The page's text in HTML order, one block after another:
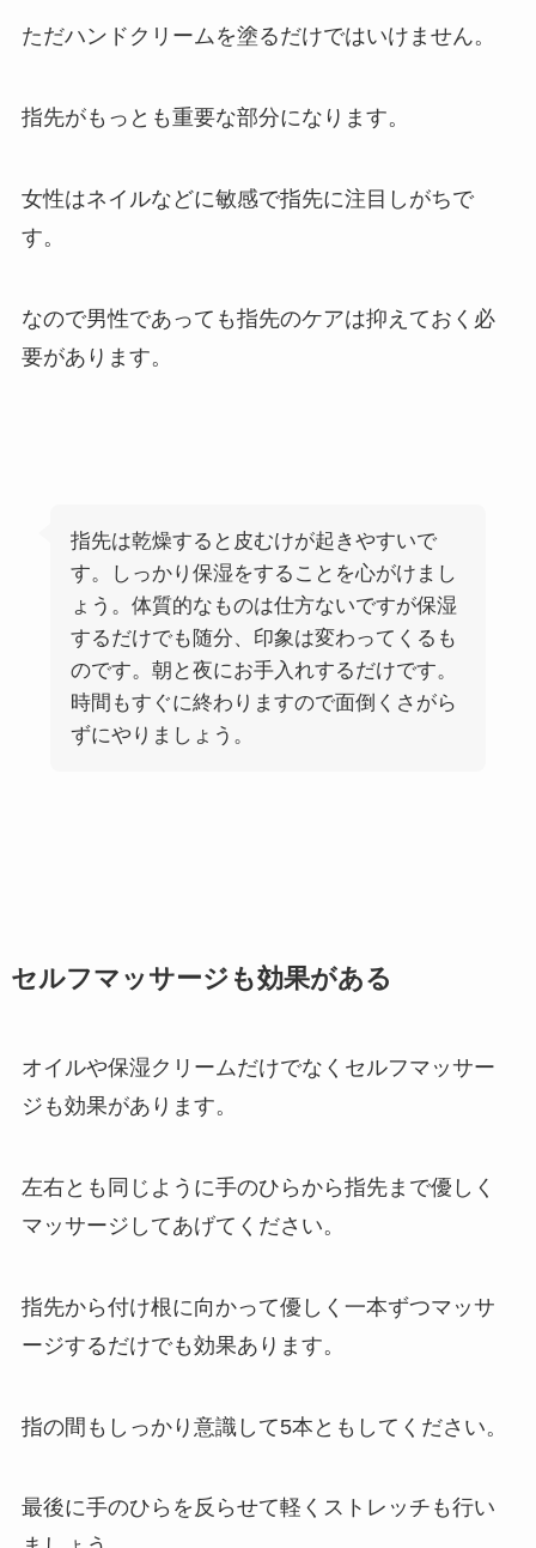
ただハンドクリームを塗るだけではいけません。
指先がもっとも重要な部分になります。
女性はネイルなどに敏感で指先に注目しがちで
す。
なので男性であっても指先のケアは抑えておく必
要があります。
指先は乾燥すると皮むけが起きやすいで
す。しっかり保湿をすることを心がけまし
ょう。体質的なものは仕方ないですが保湿
するだけでも随分、印象は変わってくるも
のです。朝と夜にお手入れするだけです。
時間もすぐに終わりますので面倒くさがら
ずにやりましょう。
セルフマッサージも効果がある
オイルや保湿クリームだけでなくセルフマッサー
ジも効果があります。
左右とも同じように手のひらから指先まで優しく
マッサージしてあげてください。
指先から付け根に向かって優しく一本ずつマッサ
ージするだけでも効果あります。
指の間もしっかり意識して5本ともしてください。
最後に手のひらを反らせて軽くストレッチも行い